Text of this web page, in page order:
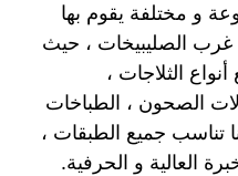
و مختلفة يقوم بها
غرب الصليبيخات ، حيث
الثلاجات ،
الصحون ، الطباخات
تناسب جميع الطبقات ،
العالية و الحرفية.